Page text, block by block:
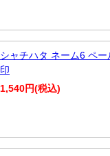
シャチハタ ネーム6 ペ
印
1,540円(税込)